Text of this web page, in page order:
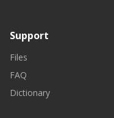
Support
Files
FAQ
Dictionary